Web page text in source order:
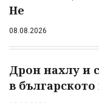
Не
08.08.2026
Дрон нахлу и
в